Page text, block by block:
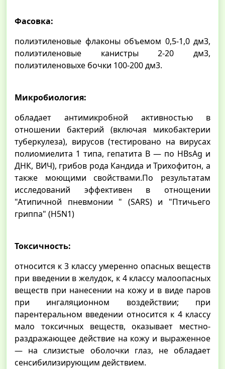
Фасовка:
полиэтиленовые флаконы объемом 0,5-1,0 дм3,
полиэтиленовые канистры 2-20 дм3,
полиэтиленовыхе бочки 100-200 дм3.
Микробиология:
обладает антимикробной активностью в
отношении бактерий (включая микобактерии
туберкулеза), вирусов (тестировано на вирусах
полиомиелита 1 типа, гепатита В — по HВsAg и
ДНК, ВИЧ), грибов рода Кандида и Трихофитон, а
также моющими свойствами.По результатам
исследований эффективен в отнощении
"Атипичной пневмонии " (SARS) и "Птичьего
гриппа" (H5N1)
Токсичность:
относится к 3 классу умеренно опасных веществ
при введении в желудок, к 4 классу малоопасных
веществ при нанесении на кожу и в виде паров
при ингаляционном воздействии; при
парентеральном введении относится к 4 классу
мало токсичных веществ, оказывает местно-
раздражающее действие на кожу и выраженное
— на слизистые оболочки глаз, не обладает
сенсибилизирующим действием.